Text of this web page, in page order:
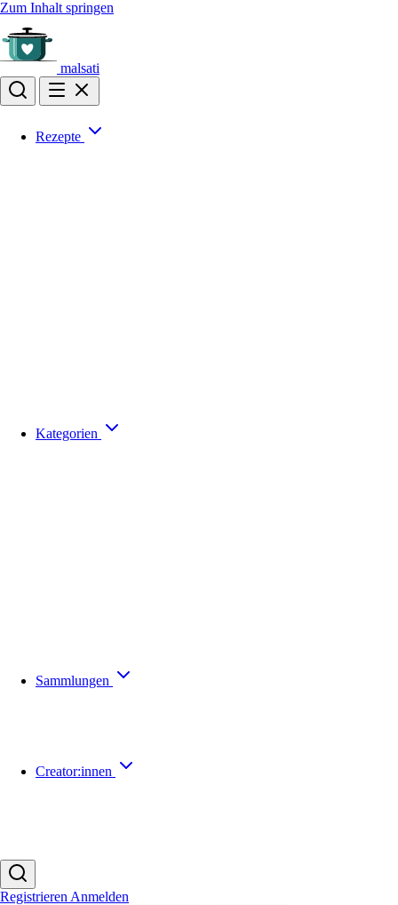
Zum Inhalt springen
malsati
Rezepte
Kategorien
Sammlungen
Creator:innen
Registrieren Anmelden